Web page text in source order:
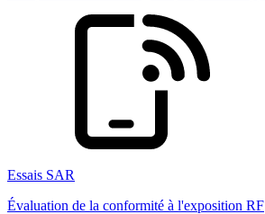
Essais SAR
Évaluation de la conformité à l'exposition RF